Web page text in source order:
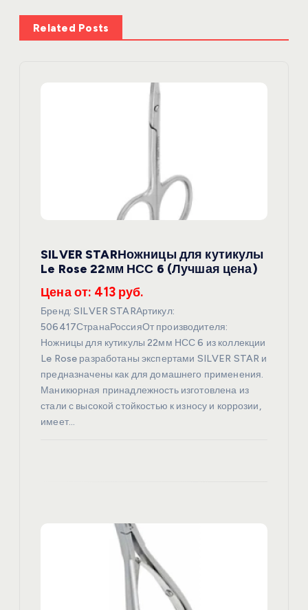
Related Posts
SILVER STARНожницы для кутикулы
Le Rose 22мм НСС 6 (Лучшая цена)
Цена от: 413 руб.
Бренд: SILVER STARАртикул:
506417СтранаРоссияОт производителя:
Ножницы для кутикулы 22мм НСС 6 из коллекции
Le Rose разработаны экспертами SILVER STAR и
предназначены как для домашнего применения.
Маникюрная принадлежность изготовлена из
стали с высокой стойкостью к износу и коррозии,
имеет…